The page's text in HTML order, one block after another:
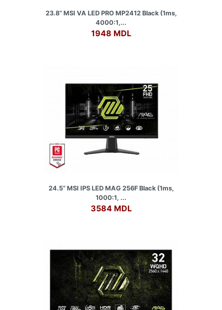
23.8” MSI VA LED PRO MP2412 Black (1ms,
4000:1,...
1948 MDL
24.5” MSI IPS LED MAG 256F Black (1ms,
1000:1, ...
3584 MDL